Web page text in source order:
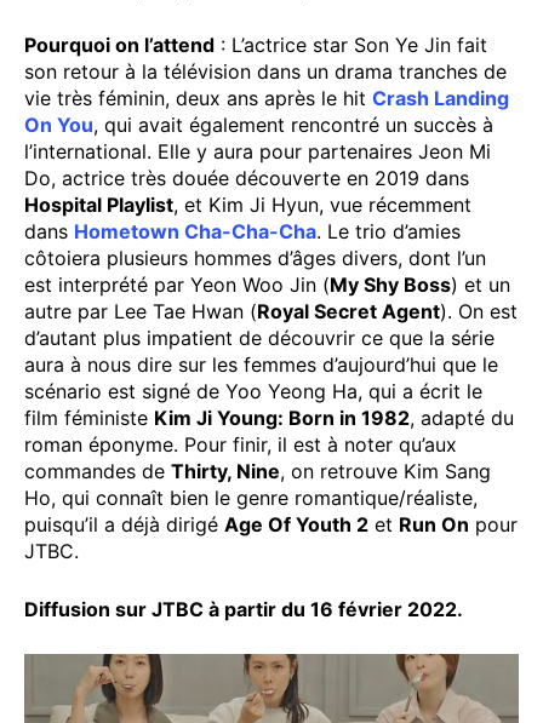
Pourquoi on l’attend : L’actrice star Son Ye Jin fait
son retour à la télévision dans un drama tranches de
vie très féminin, deux ans après le hit Crash Landing
On You, qui avait également rencontré un succès à
l’international. Elle y aura pour partenaires Jeon Mi
Do, actrice très douée découverte en 2019 dans
Hospital Playlist, et Kim Ji Hyun, vue récemment
dans Hometown Cha-Cha-Cha. Le trio d’amies
côtoiera plusieurs hommes d’âges divers, dont l’un
est interprété par Yeon Woo Jin (My Shy Boss) et un
autre par Lee Tae Hwan (Royal Secret Agent). On est
d’autant plus impatient de découvrir ce que la série
aura à nous dire sur les femmes d’aujourd’hui que le
scénario est signé de Yoo Yeong Ha, qui a écrit le
film féministe Kim Ji Young: Born in 1982, adapté du
roman éponyme. Pour finir, il est à noter qu’aux
commandes de Thirty, Nine, on retrouve Kim Sang
Ho, qui connaît bien le genre romantique/réaliste,
puisqu’il a déjà dirigé Age Of Youth 2 et Run On pour
JTBC.
Diffusion sur JTBC à partir du 16 février 2022.